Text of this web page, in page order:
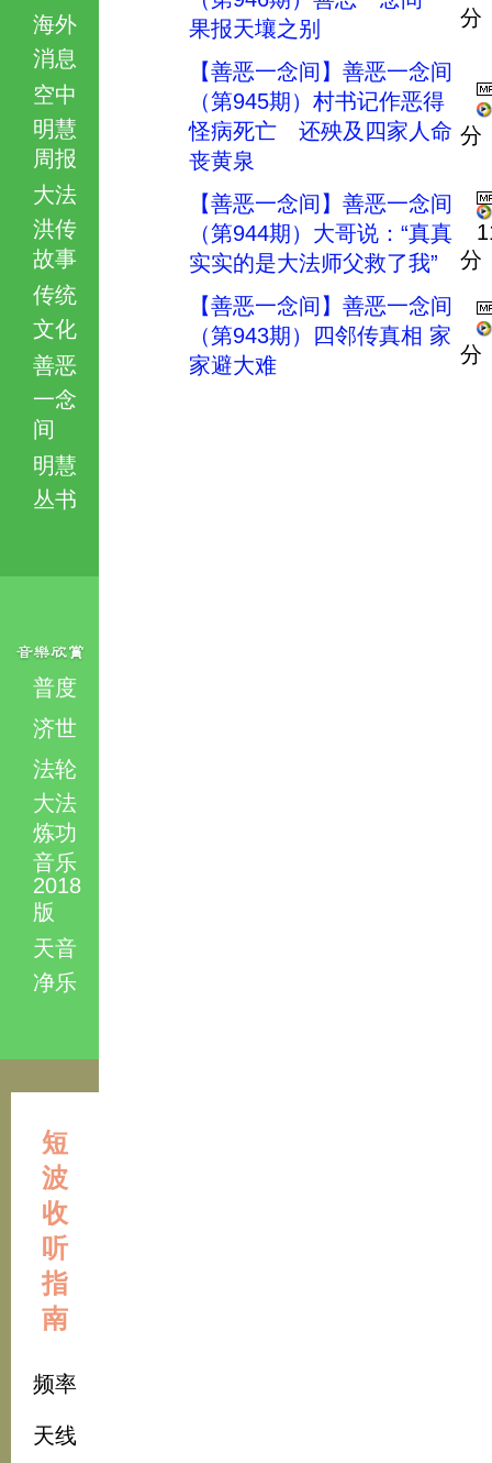
海外
消息
空中
明慧
周报
大法
洪传
故事
传统
文化
善恶
一念
间
明慧
丛书
普度
济世
法轮
大法
炼功
音乐
2018
版
天音
净乐
短
波
收
听
指
南
频率
天线
果报天壤之别
分
【善恶一念间】善恶一念间
（第945期）村书记作恶得
怪病死亡 还殃及四家人命
丧黄泉
分
【善恶一念间】善恶一念间
（第944期）大哥说：“真真
实实的是大法师父救了我”
分
【善恶一念间】善恶一念间
（第943期）四邻传真相 家
家避大难
分